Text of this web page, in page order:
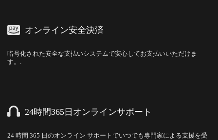
オンライン安全決済
暗号化された安全な支払いシステムで安心してお支払いいただけま
す。.
24時間365日オンラインサポート
24 時間 365 日のオンライン サポートでいつでも専門家による支援を受